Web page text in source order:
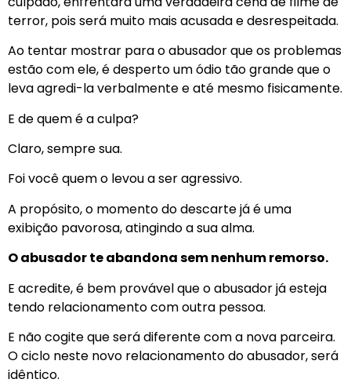
terror, pois será muito mais acusada e desrespeitada.
Ao tentar mostrar para o abusador que os problemas
estão com ele, é desperto um ódio tão grande que o
leva agredi-la verbalmente e até mesmo fisicamente.
E de quem é a culpa?
Claro, sempre sua.
Foi você quem o levou a ser agressivo.
A propósito, o momento do descarte já é uma
exibição pavorosa, atingindo a sua alma.
O abusador te abandona sem nenhum remorso.
E acredite, é bem provável que o abusador já esteja
tendo relacionamento com outra pessoa.
E não cogite que será diferente com a nova parceira.
O ciclo neste novo relacionamento do abusador, será
idêntico.